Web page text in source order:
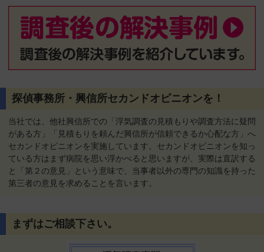
探偵事務所・興信所セカンドオピニオンを！
当社では、他社興信所での「浮気調査の見積もりや調査方法に疑問
がある方」「見積もりを頼んだ興信所が信頼できるか心配な方」へ
セカンドオピニオンを実施しています。セカンドオピニオンを知っ
ている方はまず病院を思い浮かべると思いますが、実際は直訳する
と「第２の意見」という意味で、当事者以外の専門の知識を持った
第三者の意見を求めることを言います。
まずはご相談下さい。